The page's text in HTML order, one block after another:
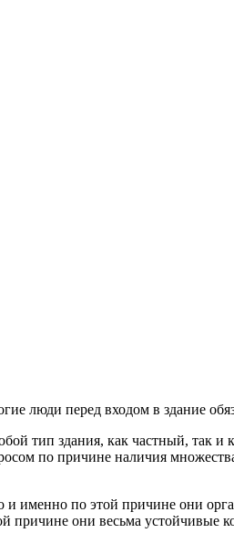
люди перед входом в здание
тип здания, как частный, так
по причине наличия
именно по этой причине они
причине они весьма устойчивые